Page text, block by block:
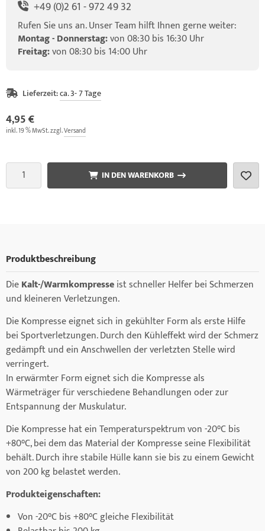
+49 (0)2 61 - 972 49 32
Rufen Sie uns an. Unser Team hilft Ihnen gerne weiter:
Montag - Donnerstag:von 08:30 bis 16:30 Uhr
Freitag:von 08:30 bis 14:00 Uhr
Lieferzeit:ca. 3- 7 Tage
4,95 €
inkl. 19 % MwSt. zzgl.Versand
IN DEN WARENKORB
Produktbeschreibung
DieKalt-/Warmkompresseist schneller Helfer bei Schmerzen
und kleineren Verletzungen.
Die Kompresse eignet sich in gekühlter Form als erste Hilfe
bei Sportverletzungen. Durch den Kühleffekt wird der Schmerz
gedämpft und ein Anschwellen der verletzten Stelle wird
verringert.
In erwärmter Form eignet sich die Kompresse als
Wärmeträger für verschiedene Behandlungen oder zur
Entspannung der Muskulatur.
Die Kompresse hat ein Temperaturspektrum von -20°C bis
+80°C, bei dem das Material der Kompresse seine Flexibilität
behält. Durch ihre stabile Hülle kann sie bis zu einem Gewicht
von 200 kg belastet werden.
Produkteigenschaften:
Von -20°C bis +80°C gleiche Flexibilität